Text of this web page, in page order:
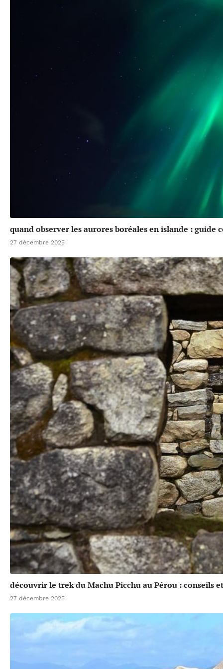
quand observer les aurores boréales en islande : guide
27 décembre 2025
découvrir le trek du Machu Picchu au Pérou : conseils
27 décembre 2025